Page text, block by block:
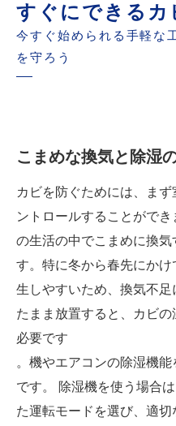
すぐにできるカ
今すぐ始められる手軽な
を守ろう
こまめな換気と除湿
カビを防ぐためには、ま
ントロールすることがで
の生活の中でこまめに換
す。特に冬から春先にか
生しやすいため、換気不
たまま放置すると、カビ
必要です
。機やエアコンの除湿機
です。 除湿機を使う場合
た運転モードを選び、適